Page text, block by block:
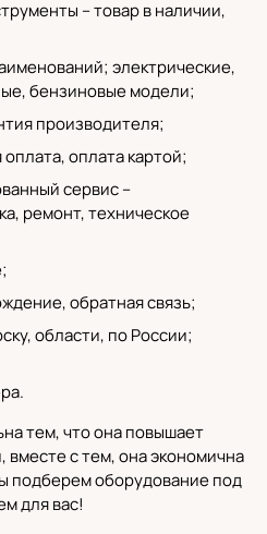
– товар в наличии,
электрические,
,бензиновые модели;
производителя;
оплата картой;
сервис–
ремонт, техническое
обратная связь;
, области, по России;
тем, что она повышает
вместе с тем, она экономична
подберем оборудование под
для вас!